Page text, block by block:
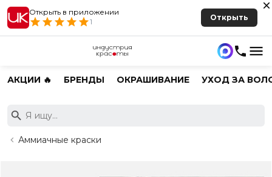
Открыть в приложении
1
Открыть
АКЦИИ 🔥 БРЕНДЫ ОКРАШИВАНИЕ УХОД ЗА
Аммиачные краски